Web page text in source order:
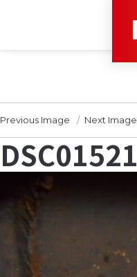
Previous Image Next Image
DSC01521